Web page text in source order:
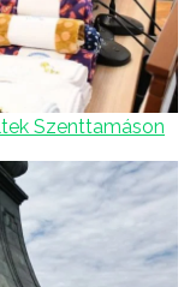
Szenttamáson